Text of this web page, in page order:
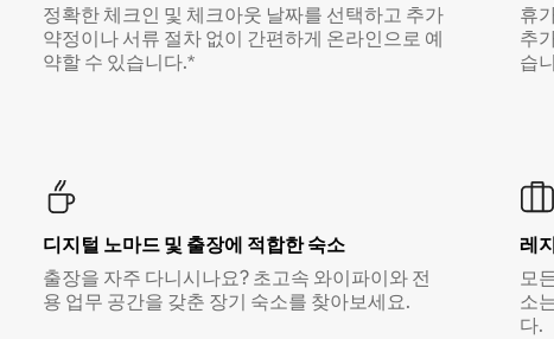
정확한 체크인 및 체크아웃 날짜를 선택하고 추가
약정이나 서류 절차 없이 간편하게 온라인으로 예
약할 수 있습니다.*
휴
추
습
디지털 노마드 및 출장에 적합한 숙소
출장을 자주 다니시나요? 초고속 와이파이와 전
용 업무 공간을 갖춘 장기 숙소를 찾아보세요.
레
모
소
다.